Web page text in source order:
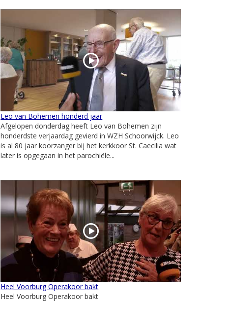
Leo van Bohemen honderd jaar
Afgelopen donderdag heeft Leo van Bohemen zijn
honderdste verjaardag gevierd in WZH Schoorwijck. Leo
is al 80 jaar koorzanger bij het kerkkoor St. Caecilia wat
later is opgegaan in het parochiële...
Heel Voorburg Operakoor bakt
Heel Voorburg Operakoor bakt